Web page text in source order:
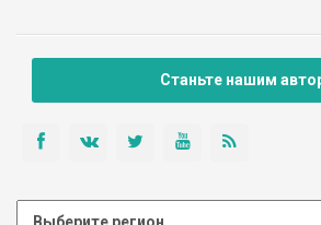
Станьте нашим